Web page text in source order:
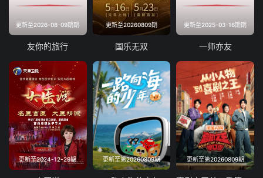
20250115 20250122
20250129 20250205
20250212 20250219
20250226 20250312
20250319 20250326
更新至2026-08-09期期
友你的旅行
更新至20260809期
国乐无双
更新至2025-03-16期期
一师亦友
更新至2024-12-29期 更新至第20260809期 更新至第20260809期